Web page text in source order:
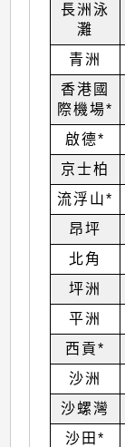
長洲泳
灘
青洲
香港國
際機場*
啟德*
京士柏
流浮山*
昂坪
北角
坪洲
平洲
西貢*
沙洲
沙螺灣
沙田*